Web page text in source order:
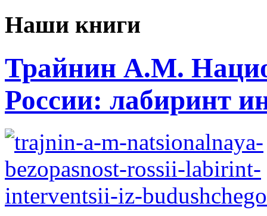
Наши книги
Трайнин А.М.
России: лабиринт